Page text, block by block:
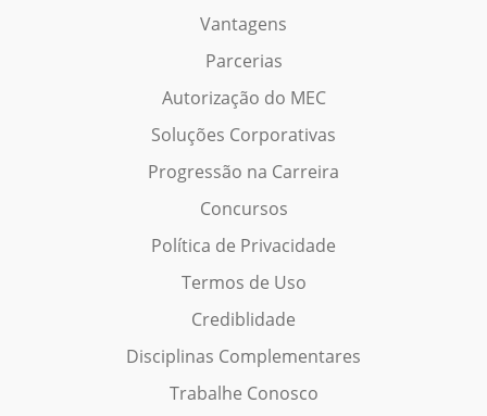
Vantagens
Parcerias
Autorização do MEC
Soluções Corporativas
Progressão na Carreira
Concursos
Política de Privacidade
Termos de Uso
Crediblidade
Disciplinas Complementares
Trabalhe Conosco